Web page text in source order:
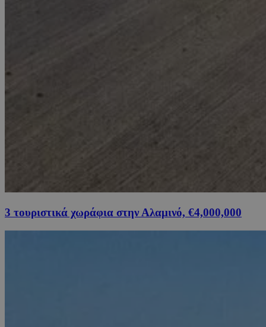
3 τουριστικά χωράφια στην Αλαμινό, €4,000,000